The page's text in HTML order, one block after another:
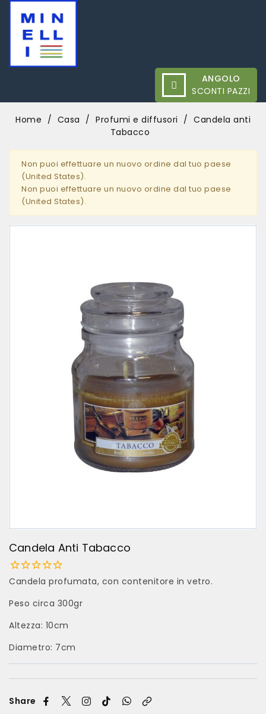
ANGOLO
SCONTI PAZZI
Home Casa Profumi e diffusori
Candela anti
Tabacco
Non puoi effettuare un nuovo ordine dal tuo paese
(United States).
Non puoi effettuare un nuovo ordine dal tuo paese
(United States).
Candela Anti Tabacco
Candela profumata, con contenitore in vetro.
Peso circa 300gr
Altezza: 10cm
Diametro: 7cm
Share